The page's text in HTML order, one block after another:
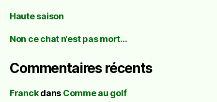
Haute saison
Non ce chat n’est pas mort…
Commentaires récents
Franckdans Comme au golf